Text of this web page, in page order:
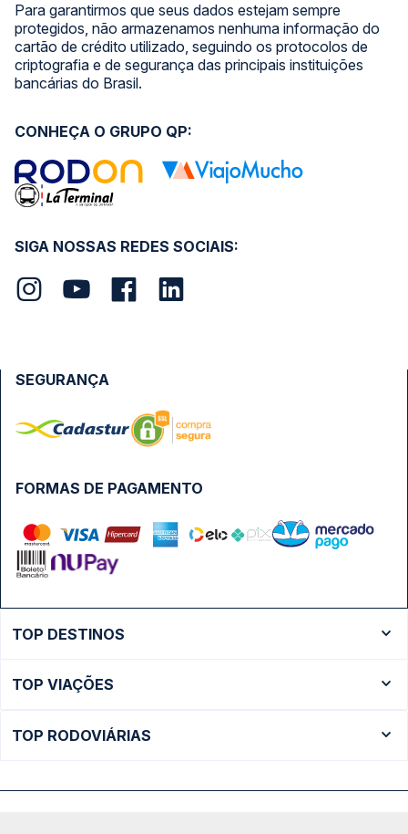
Para garantirmos que seus dados estejam sempre
protegidos, não armazenamos nenhuma informação do
cartão de crédito utilizado, seguindo os protocolos de
criptografia e de segurança das principais instituições
bancárias do Brasil.
SIGA NOSSAS REDES SOCIAIS:
CONHEÇA O GRUPO QP:
FORMAS DE PAGAMENTO
SEGURANÇA
TOP DESTINOS
Ônibus São Paulo
TOP VIAÇÕES
TOP RODOVIÁRIAS